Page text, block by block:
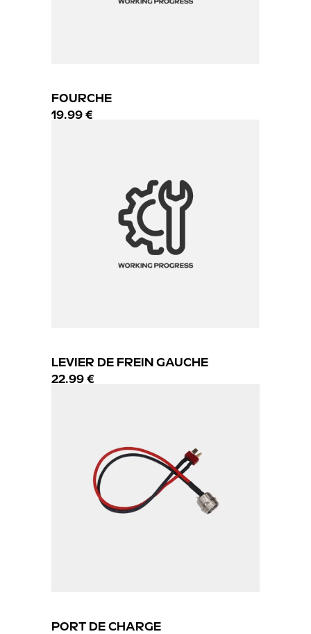
FOURCHE
19.99 €
LEVIER DE FREIN GAUCHE
22.99 €
PORT DE CHARGE